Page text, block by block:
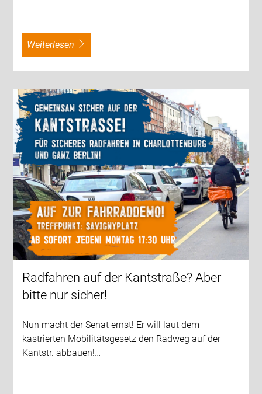
weiterlesen
Radfahren auf der Kantstraße? Aber
bitte nur sicher!
Nun macht der Senat ernst! Er will laut dem
kastrierten Mobilitätsgesetz den Radweg auf der
Kantstr. abbauen!…